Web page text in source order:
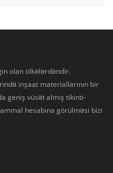
olan ölkələrdəndir.
inşaat materiallarının bir
geniş vüsət almış tikinti-
hesabına görülməsi bizi